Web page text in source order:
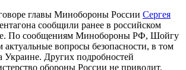
главы Минобороны России Сергея
сообщили ранее в российском
По сообщениям Минобороны РФ, Шойгу
актуальные вопросы безопасности, в том
Украине. Других подробностей
обороны России не приводит.